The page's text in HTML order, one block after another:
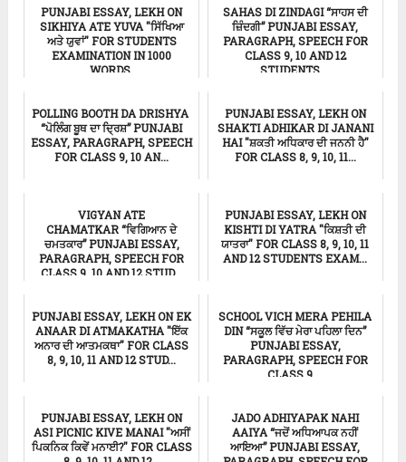
PUNJABI ESSAY, LEKH ON
SIKHIYA ATE YUVA "ਸਿੱਖਿਆ
ਅਤੇ ਯੁਵਾਂ" FOR STUDENTS
EXAMINATION IN 1000
WORDS.
SAHAS DI ZINDAGI “ਸਾਹਸ ਦੀ
ਜ਼ਿੰਦਗੀ” PUNJABI ESSAY,
PARAGRAPH, SPEECH FOR
CLASS 9, 10 AND 12
STUDENTS ...
POLLING BOOTH DA DRISHYA
“ਪੋਲਿੰਗ ਬੂਥ ਦਾ ਦ੍ਰਿਸ਼” PUNJABI
ESSAY, PARAGRAPH, SPEECH
FOR CLASS 9, 10 AN...
PUNJABI ESSAY, LEKH ON
SHAKTI ADHIKAR DI JANANI
HAI "ਸ਼ਕਤੀ ਅਧਿਕਾਰ ਦੀ ਜਨਨੀ ਹੈ"
FOR CLASS 8, 9, 10, 11...
VIGYAN ATE
CHAMATKAR “ਵਿਗਿਆਨ ਦੇ
ਚਮਤਕਾਰ” PUNJABI ESSAY,
PARAGRAPH, SPEECH FOR
CLASS 9, 10 AND 12 STUD...
PUNJABI ESSAY, LEKH ON
KISHTI DI YATRA "ਕਿਸ਼ਤੀ ਦੀ
ਯਾਤਰਾ" FOR CLASS 8, 9, 10, 11
AND 12 STUDENTS EXAM...
PUNJABI ESSAY, LEKH ON EK
ANAAR DI ATMAKATHA "ਇੱਕ
ਅਨਾਰ ਦੀ ਆਤਮਕਥਾ" FOR CLASS
8, 9, 10, 11 AND 12 STUD...
SCHOOL VICH MERA PEHILA
DIN “ਸਕੂਲ ਵਿੱਚ ਮੇਰਾ ਪਹਿਲਾ ਦਿਨ”
PUNJABI ESSAY,
PARAGRAPH, SPEECH FOR
CLASS 9,...
PUNJABI ESSAY, LEKH ON
ASI PICNIC KIVE MANAI "ਅਸੀਂ
ਪਿਕਨਿਕ ਕਿਵੇਂ ਮਨਾਈ?" FOR CLASS
JADO ADHIYAPAK NAHI
AAIYA “ਜਦੋਂ ਅਧਿਆਪਕ ਨਹੀਂ
ਆਇਆ” PUNJABI ESSAY,